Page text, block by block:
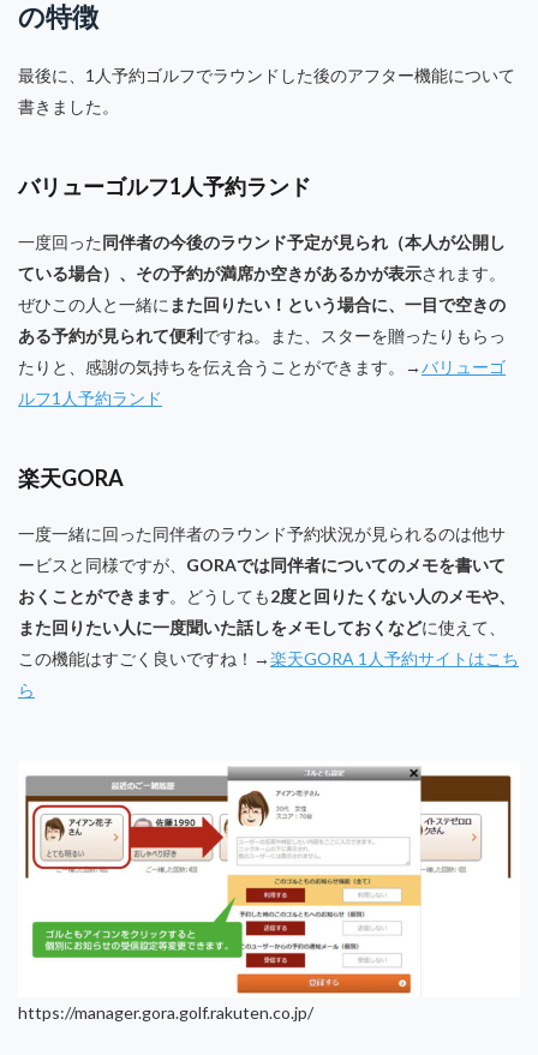
の特徴
最後に、1人予約ゴルフでラウンドした後のアフター機能について
書きました。
バリューゴルフ1人予約ランド
一度回った同伴者の今後のラウンド予定が見られ（本人が公開し
ている場合）、その予約が満席か空きがあるかが表示されます。
ぜひこの人と一緒に また回りたい！という場合に、一目で空きの
ある予約が見られて便利ですね。また、スターを贈ったりもらっ
たりと、感謝の気持ちを伝え合うことができます。→バリューゴ
ルフ1人予約ランド
楽天GORA
一度一緒に回った同伴者のラウンド予約状況が見られるのは他サ
ービスと同様ですが、 GORAでは同伴者についてのメモを書いて
おくことができます。どうしても2度と回りたくない人のメモや、
また回りたい人に一度聞いた話しをメモしておくなどに使えて、
この機能はすごく良いですね！→楽天GORA 1人予約サイトはこち
ら
https://manager.gora.golf.rakuten.co.jp/